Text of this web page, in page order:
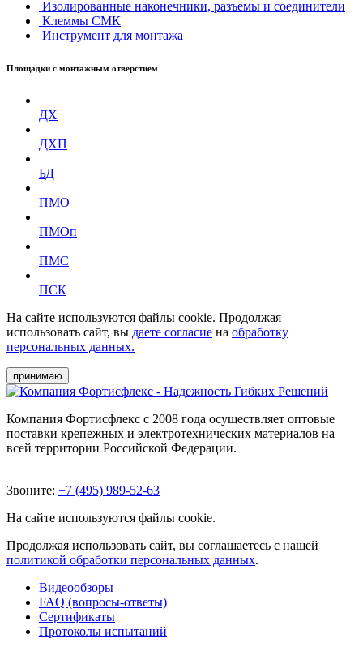
Изолированные наконечники, разъемы и соединители
Клеммы СМК
Инструмент для монтажа
Площадки с монтажным отверстием
ДХ
ДХП
БД
ПМО
ПМОп
ПМС
ПСК
На сайте используются файлы cookie. Продолжая
использовать сайт, вы даете согласие на обработку
персональных данных.
принимаю
Компания Фортисфлекс с 2008 года осуществляет оптовые
поставки крепежных и электротехнических материалов на
всей территории Российской Федерации.
Звоните: +7 (495) 989-52-63
На сайте используются файлы cookie.
Продолжая использовать сайт, вы соглашаетесь с нашей
политикой обработки персональных данных.
Видеообзоры
FAQ (вопросы-ответы)
Сертификаты
Протоколы испытаний